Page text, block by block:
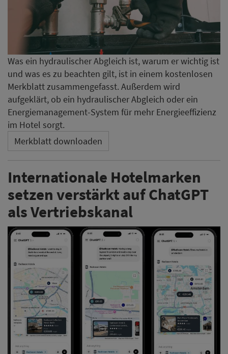
Was ein hydraulischer Abgleich ist, warum er wichtig ist
und was es zu beachten gilt, ist in einem kostenlosen
Merkblatt zusammengefasst. Außerdem wird
aufgeklärt, ob ein hydraulischer Abgleich oder ein
Energiemanagement-System für mehr Energieeffizienz
im Hotel sorgt.
Merkblatt downloaden
Internationale Hotelmarken
setzen verstärkt auf ChatGPT
als Vertriebskanal